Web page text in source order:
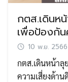
กตส.เดินห
เพื่อป้องกั
10 พ.ย. 2566
กตส.เดินหน้าลุ
ความเสี่ยงด้า